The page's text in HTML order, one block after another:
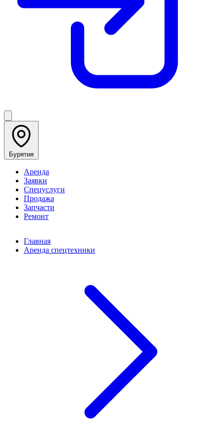
Бурятия
Аренда
Заявки
Спецуслуги
Продажа
Запчасти
Ремонт
Главная
Аренда спецтехники